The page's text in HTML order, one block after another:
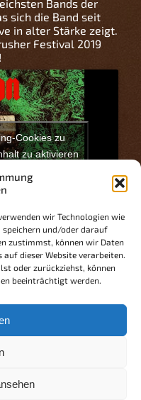
wir Technologien wie
speichern und/oder darauf
zustimmst, können wir Daten
dieser Website verarbeiten.
oder zurückziehst, können
beeinträchtigt werden.
Bands der
sich die Band seit
in alter Stärke zeigt.
Festival 2019
Cookies zu
zu aktivieren